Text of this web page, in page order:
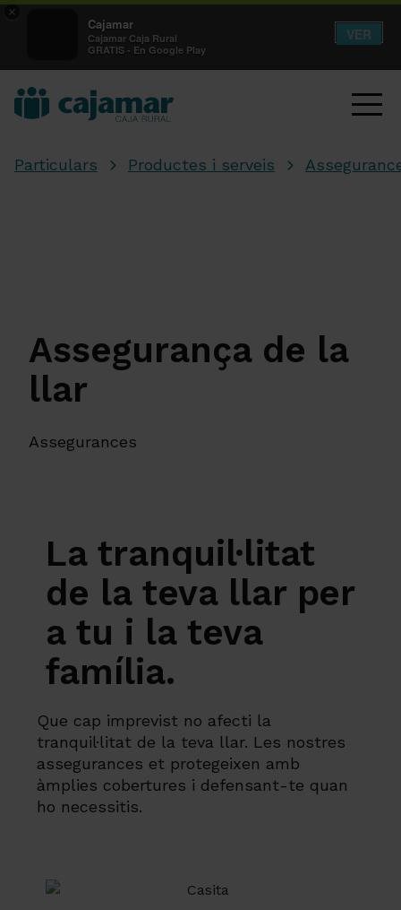
×
Cajamar
Cajamar Caja Rural
GRATIS - En Google Play
VER
Particulars Productes i serveis
Assegurança de la
llar
Assegurances
La tranquil·litat
de la teva llar per
a tu i la teva
família.
Que cap imprevist no afecti la
tranquil·litat de la teva llar. Les nostres
assegurances et protegeixen amb
àmplies cobertures i defensant-te quan
ho necessitis.